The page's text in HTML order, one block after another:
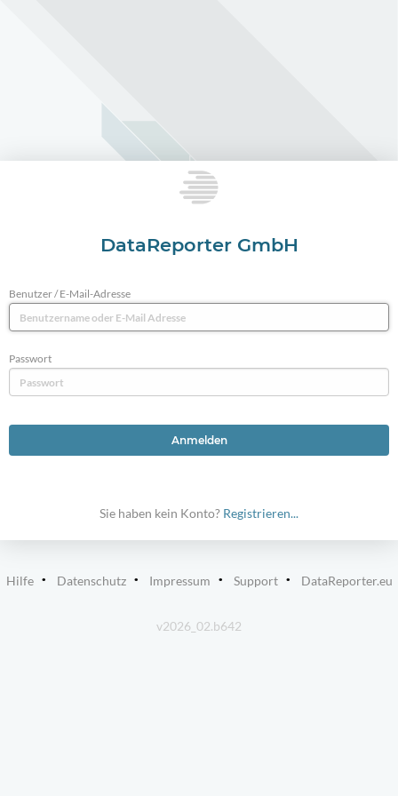
DataReporter GmbH
Benutzer / E-Mail-Adresse
Passwort
Anmelden
Sie haben kein Konto? Registrieren...
Hilfe Datenschutz Impressum Support DataReporter.eu
v2026_02.b642